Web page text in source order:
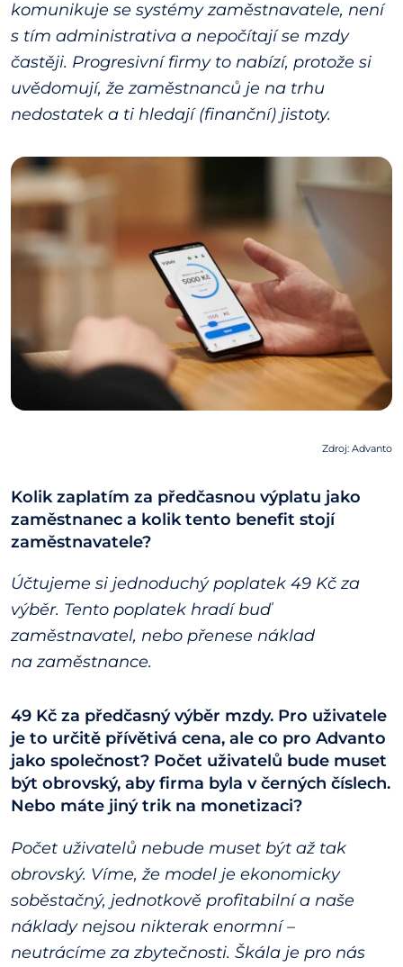
komunikuje se systémy zaměstnavatele, není
s tím administrativa a nepočítají se mzdy
častěji. Progresivní firmy to nabízí, protože si
uvědomují, že zaměstnanců je na trhu
nedostatek a ti hledají (finanční) jistoty.
Zdroj: Advanto
Kolik zaplatím za předčasnou výplatu jako
zaměstnanec a kolik tento benefit stojí
zaměstnavatele?
Účtujeme si jednoduchý poplatek 49 Kč za
výběr. Tento poplatek hradí buď
zaměstnavatel, nebo přenese náklad
na zaměstnance.
49 Kč za předčasný výběr mzdy. Pro uživatele
je to určitě přívětivá cena, ale co pro Advanto
jako společnost? Počet uživatelů bude muset
být obrovský, aby firma byla v černých číslech.
Nebo máte jiný trik na monetizaci?
Počet uživatelů nebude muset být až tak
obrovský. Víme, že model je ekonomicky
soběstačný, jednotkově profitabilní a naše
náklady nejsou nikterak enormní –
neutrácíme za zbytečnosti. Škála je pro nás